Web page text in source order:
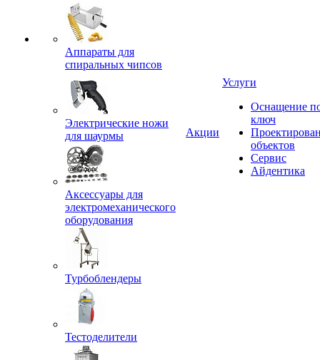
Аппараты для
спиральных чипсов
Электрические ножи
для шаурмы
Аксессуары для
электромеханического
оборудования
Турбоблендеры
Тестоделители
Акции
Услуги
Оснащение
ключ
объектов
Сервис
Айдентика